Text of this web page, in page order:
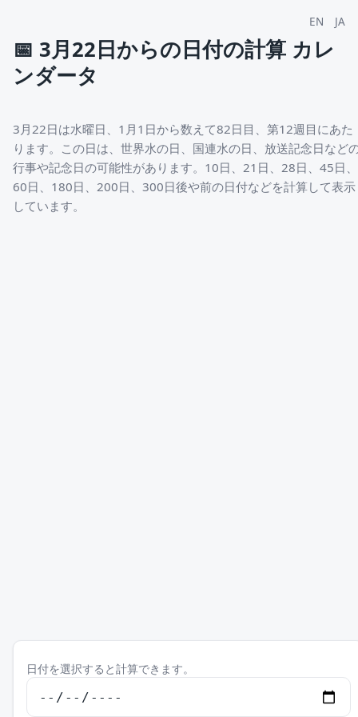
EN JA
📅 3月22日からの日付の計算 カレ
ンダータ
3月22日は水曜日、1月1日から数えて82日目、第12週目にあた
ります。この日は、世界水の日、国連水の日、放送記念日など
行事や記念日の可能性があります。10日、21日、28日、45日、
60日、180日、200日、300日後や前の日付などを計算して表示
しています。
日付を選択すると計算できます。